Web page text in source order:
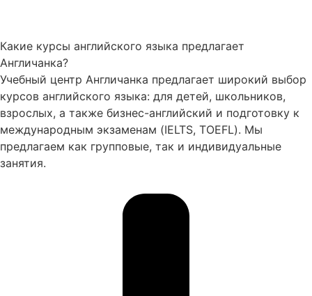
Какие курсы английского языка предлагает
Англичанка?
Учебный центр Англичанка предлагает широкий выбор
курсов английского языка: для детей, школьников,
взрослых, а также бизнес-английский и подготовку к
международным экзаменам (IELTS, TOEFL). Мы
предлагаем как групповые, так и индивидуальные
занятия.